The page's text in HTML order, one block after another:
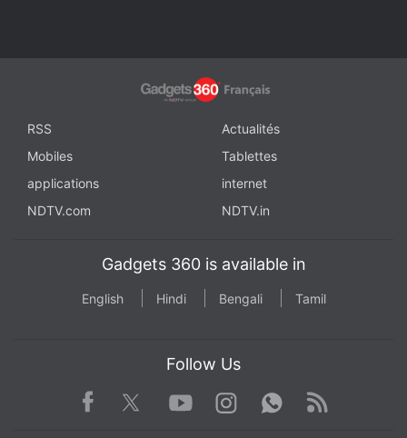
RSS
Actualités
Mobiles
Tablettes
applications
internet
NDTV.com
NDTV.in
Gadgets 360 is available in
English Hindi Bengali Tamil
Follow Us
Facebook TwitterYoutube
Instagram WhatsApp
Rss